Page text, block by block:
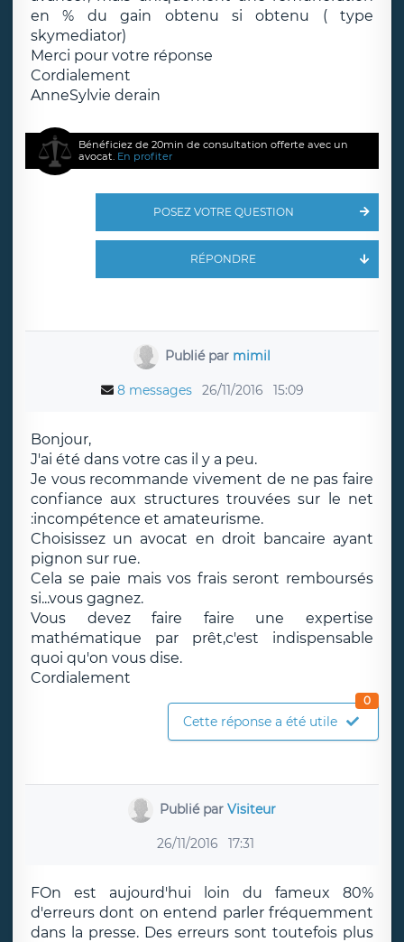
en % du gain obtenu si obtenu ( type
skymediator)
Merci pour votre réponse
Cordialement
AnneSylvie derain
Bénéficiez de 20min de consultation offerte avec un
avocat. En profiter
POSEZ VOTRE QUESTION
RÉPONDRE
Publié par mimil
8 messages 26/11/2016 15:09
Bonjour,
J'ai été dans votre cas il y a peu.
Je vous recommande vivement de ne pas faire
confiance aux structures trouvées sur le net
:incompétence et amateurisme.
Choisissez un avocat en droit bancaire ayant
pignon sur rue.
Cela se paie mais vos frais seront remboursés
si...vous gagnez.
Vous devez faire faire une expertise
mathématique par prêt,c'est indispensable
quoi qu'on vous dise.
Cordialement
Cette réponse a été utile
0
Publié parVisiteur
26/11/2016 17:31
FOn est aujourd'hui loin du fameux 80%
d'erreurs dont on entend parler fréquemment
dans la presse. Des erreurs sont toutefois plus